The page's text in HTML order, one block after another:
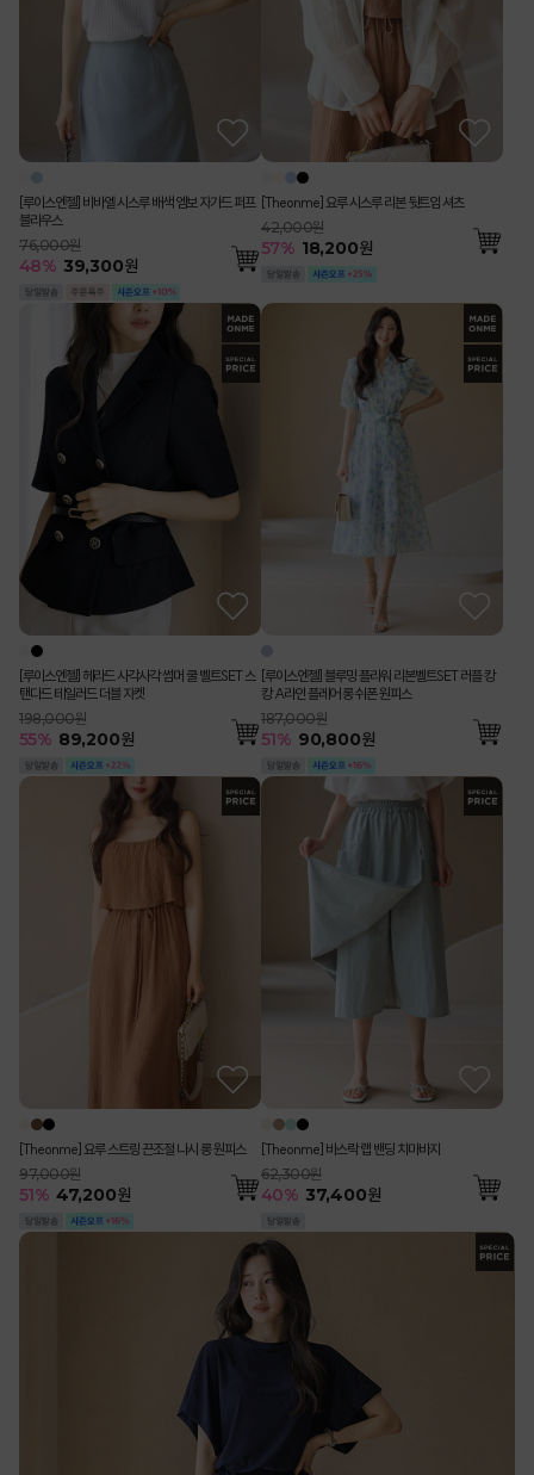
[루이스엔젤] 비바엘 시스루 배색 엠보 자가드 퍼프
블라우스
76,000원
48% 39,300원
[Theonme] 요루 시스루 리본 뒷트임 셔츠
42,000원
57% 18,200원
[루이스엔젤] 헤라드 사각사각 썸머 쿨 벨트SET 스
탠다드 테일러드 더블 자켓
198,000원
55% 89,200원
[루이스엔젤] 블루밍 플라워 리본벨트SET 러플 캉
캉 A라인 플레어 롱 쉬폰 원피스
187,000원
51% 90,800원
[Theonme] 요루 스트링 끈조절 나시 롱 원피스
97,000원
51% 47,200원
[Theonme] 바스락 랩 밴딩 치마바지
62,300원
40% 37,400원